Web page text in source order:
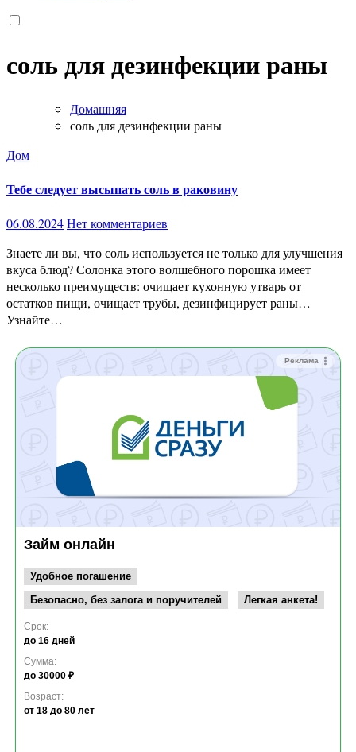
соль для дезинфекции раны
Домашняя
соль для дезинфекции раны
Дом
Тебе следует высыпать соль в раковину
06.08.2024Нет комментариев
Знаете ли вы, что соль используется не только для улучшения
вкуса блюд? Солонка этого волшебного порошка имеет
несколько преимуществ: очищает кухонную утварь от
остатков пищи, очищает трубы, дезинфицирует раны…
Узнайте…
Реклама
Займ онлайн
Удобное погашение
Безопасно, без залога и поручителей
Легкая анкета!
Срок:
до 16 дней
Сумма:
до 30000 ₽
Возраст:
от 18 до 80 лет